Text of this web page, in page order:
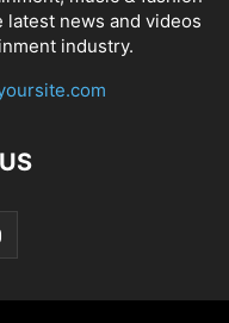
news and videos
industry.